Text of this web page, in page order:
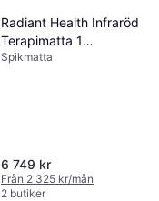
Radiant Health Infraröd
Terapimatta 1
Förpackningar
Spikmatta
6 749 kr
Från 2 325 kr/mån
2 butiker